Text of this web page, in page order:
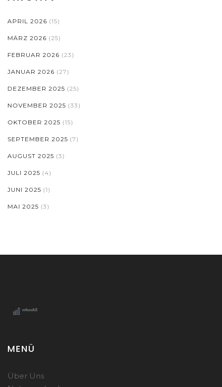
APRIL 2026 (15)
MÄRZ 2026 (25)
FEBRUAR 2026 (23)
JANUAR 2026 (27)
DEZEMBER 2025 (25)
NOVEMBER 2025 (33)
OKTOBER 2025 (15)
SEPTEMBER 2025 (7)
AUGUST 2025 (3)
JULI 2025 (4)
JUNI 2025 (1)
MAI 2025 (3)
MENÜ
Über Uns